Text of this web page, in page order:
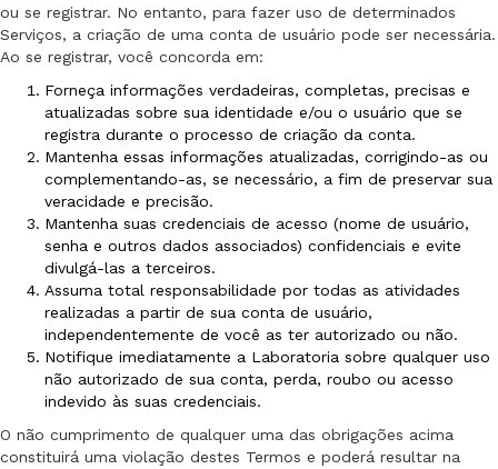
ou se registrar. No entanto, para fazer uso de determinados
Serviços, a criação de uma conta de usuário pode ser necessária.
Ao se registrar, você concorda em:
Forneça informações verdadeiras, completas, precisas e
atualizadas sobre sua identidade e/ou o usuário que se
registra durante o processo de criação da conta.
Mantenha essas informações atualizadas, corrigindo-as ou
complementando-as, se necessário, a fim de preservar sua
veracidade e precisão.
Mantenha suas credenciais de acesso (nome de usuário,
senha e outros dados associados) confidenciais e evite
divulgá-las a terceiros.
Assuma total responsabilidade por todas as atividades
realizadas a partir de sua conta de usuário,
independentemente de você as ter autorizado ou não.
Notifique imediatamente a Laboratoria sobre qualquer uso
não autorizado de sua conta, perda, roubo ou acesso
indevido às suas credenciais.
O não cumprimento de qualquer uma das obrigações acima
constituirá uma violação destes Termos e poderá resultar na